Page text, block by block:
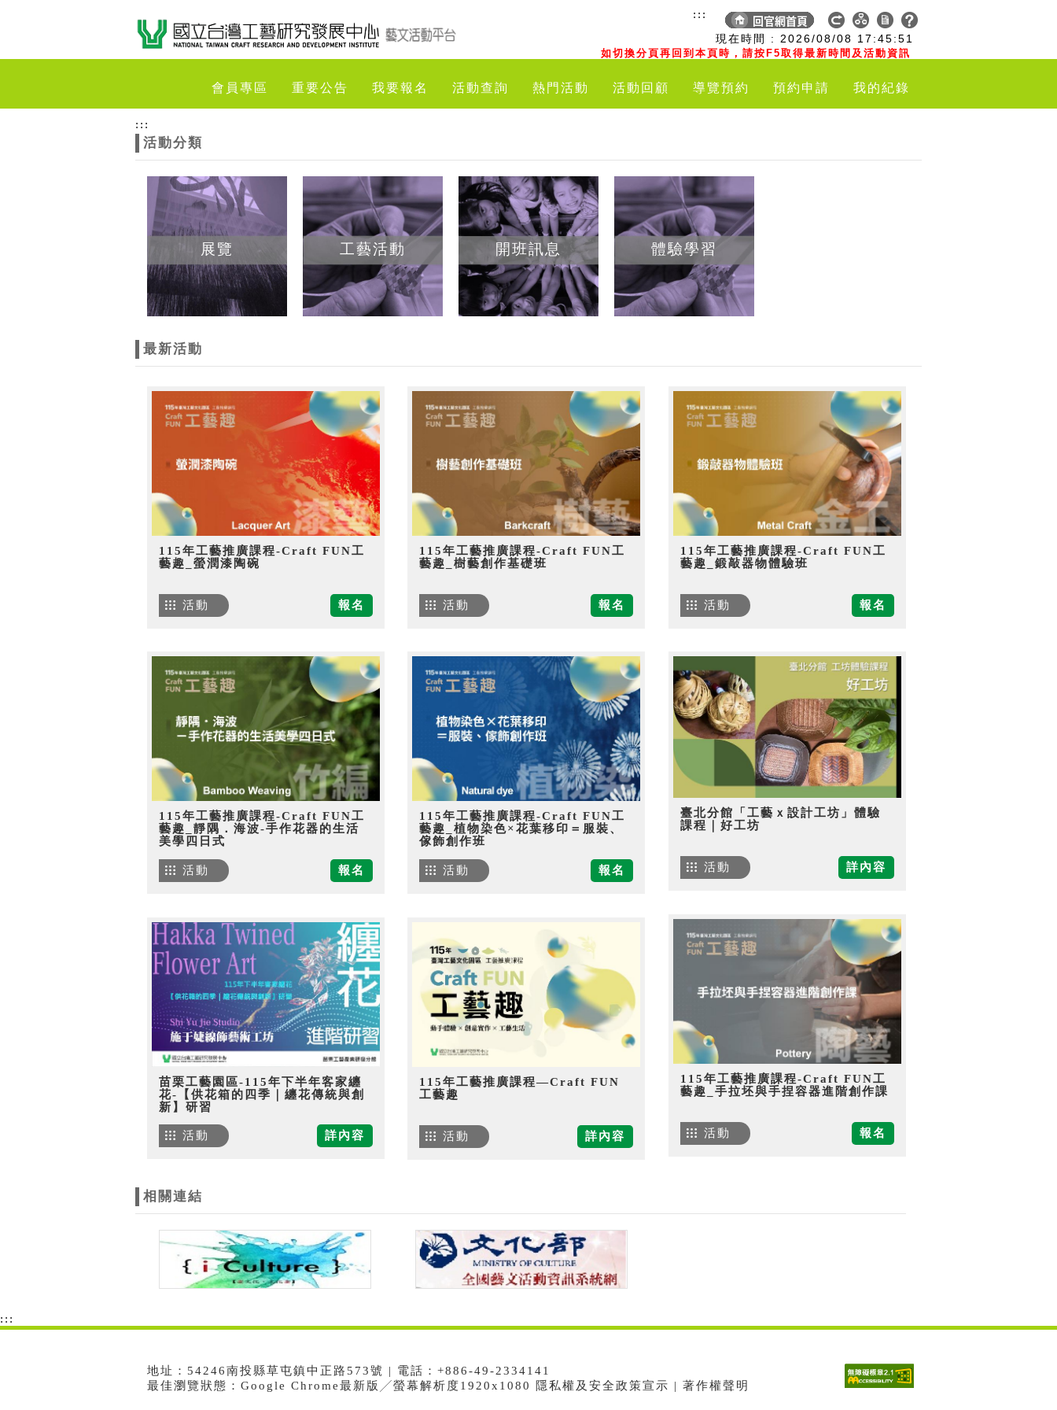
現在時間 : 2026/08/08 17:45:52
如切換分頁再回到本頁時，請按F5取得最新時間及活動資訊
:::
會員專區 重要公告 我要報名 活動查詢 熱門活動 活動回顧 導覽預約 預約申請 我的紀錄
:::
活動分類
展覽 工藝活動 開班訊息 體驗學習
最新活動
115年工藝推廣課程-Craft FUN工
藝趣_螢潤漆陶碗
報名
活動
115年工藝推廣課程-Craft FUN工
藝趣_樹藝創作基礎班
報名
活動
115年工藝推廣課程-Craft FUN工
藝趣_鍛敲器物體驗班
報名
活動
115年工藝推廣課程-Craft FUN工
藝趣_靜隅．海波-手作花器的生活
美學四日式
報名
活動
115年工藝推廣課程-Craft FUN工
藝趣_植物染色×花葉移印＝服裝、
傢飾創作班
報名
活動
臺北分館「工藝ｘ設計工坊」體驗
課程｜好工坊
詳內容
活動
115年工藝推廣課程-Craft FUN工
藝趣_手拉坯與手捏容器進階創作課
報名
活動
苗栗工藝園區-115年下半年客家纏
花-【供花箱的四季｜纏花傳統與創
新】研習
詳內容
活動
115年工藝推廣課程—Craft FUN
工藝趣
詳內容
活動
相關連結
:::
地址：54246南投縣草屯鎮中正路573號 | 電話：+886-49-2334141
最佳瀏覽狀態：Google Chrome最新版╱螢幕解析度1920x1080 隱私權及安全政策宣示 | 著作權聲明